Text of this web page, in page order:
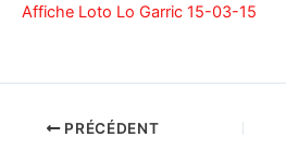
Affiche Loto Lo Garric 15-03-15
PRÉCÉDENT